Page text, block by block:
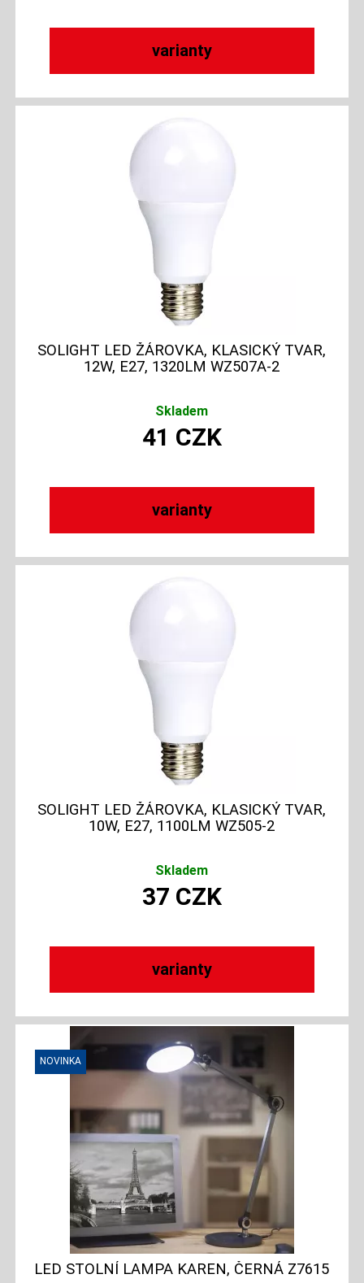
varianty
SOLIGHT LED ŽÁROVKA, KLASICKÝ TVAR,
12W, E27, 1320LM WZ507A-2
Skladem
varianty
41 CZK
SOLIGHT LED ŽÁROVKA, KLASICKÝ TVAR,
10W, E27, 1100LM WZ505-2
Skladem
varianty
37 CZK
LED STOLNÍ LAMPA KAREN, ČERNÁ Z7615